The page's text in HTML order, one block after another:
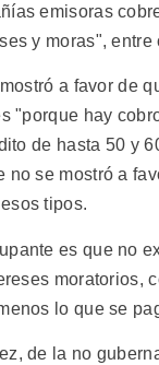
emisoras
y moras", entre
a favor de
"porque hay
de hasta 50 y
no se mostró a
tipos.
es que no
moratorios,
lo que se
de la no